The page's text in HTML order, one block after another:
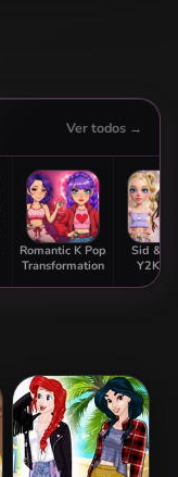
Ver todos →
Romantic K Pop
Transformation
Sid &
Y2K
Clash